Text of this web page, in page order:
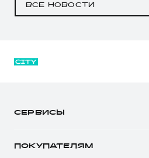
ВСЕ НОВОСТИ
СЕРВИСЫ
ПОКУПАТЕЛЯМ